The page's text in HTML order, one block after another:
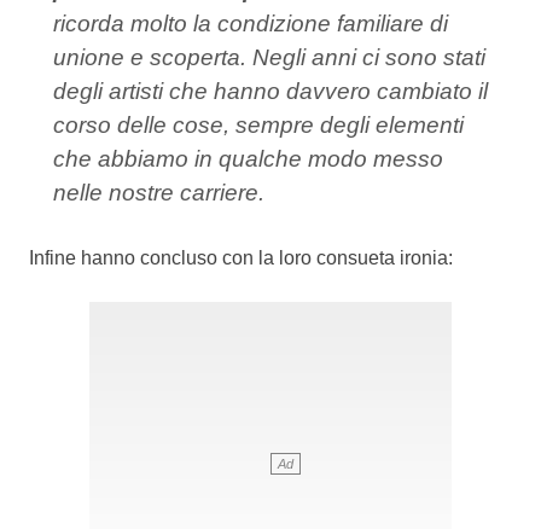
ricorda molto la condizione familiare di
unione e scoperta. Negli anni ci sono stati
degli artisti che hanno davvero cambiato il
corso delle cose, sempre degli elementi
che abbiamo in qualche modo messo
nelle nostre carriere.
Infine hanno concluso con la loro consueta ironia: